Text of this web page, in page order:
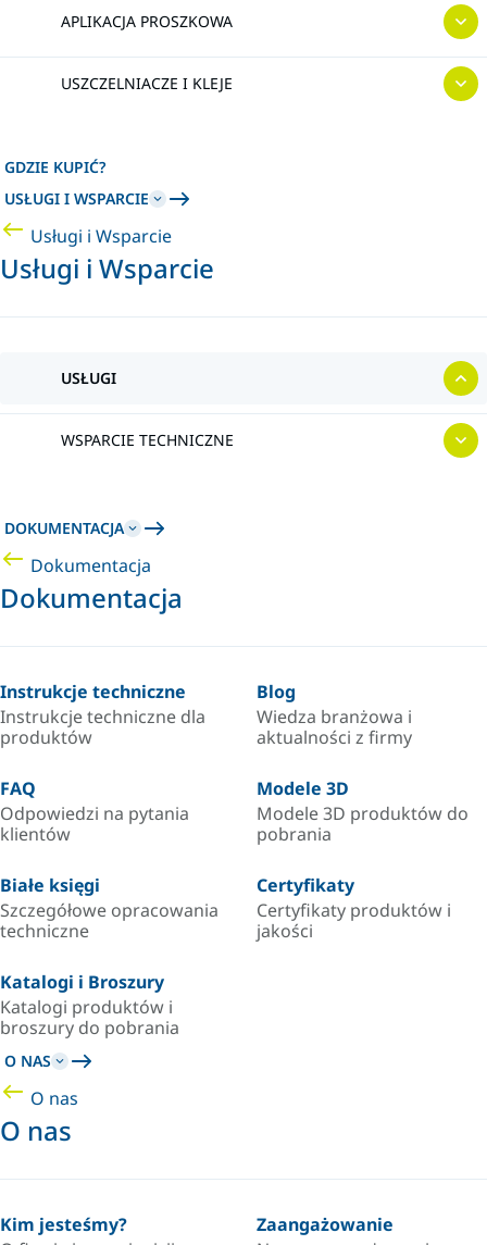
APLIKACJA PROSZKOWA
USZCZELNIACZE I KLEJE
GDZIE KUPIĆ?
USŁUGI I WSPARCIE
Usługi i Wsparcie
Usługi i Wsparcie
USŁUGI
WSPARCIE TECHNICZNE
DOKUMENTACJA
Dokumentacja
Dokumentacja
Instrukcje techniczne
Instrukcje techniczne dla
produktów
Blog
Wiedza branżowa i
aktualności z firmy
FAQ
Odpowiedzi na pytania
klientów
Modele 3D
Modele 3D produktów do
pobrania
Białe księgi
Szczegółowe opracowania
techniczne
Certyfikaty
Certyfikaty produktów i
jakości
Katalogi i Broszury
Katalogi produktów i
broszury do pobrania
O NAS
O nas
O nas
Kim jesteśmy?
Zaangażowanie